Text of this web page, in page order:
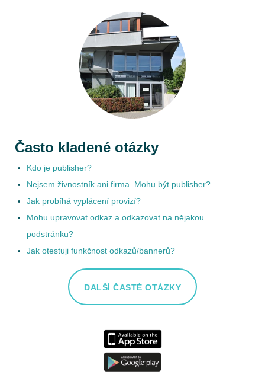
Často kladené otázky
Kdo je publisher?
Nejsem živnostník ani firma. Mohu být publisher?
Jak probíhá vyplácení provizí?
Mohu upravovat odkaz a odkazovat na nějakou
podstránku?
Jak otestuji funkčnost odkazů/bannerů?
DALŠÍ ČASTÉ OTÁZKY